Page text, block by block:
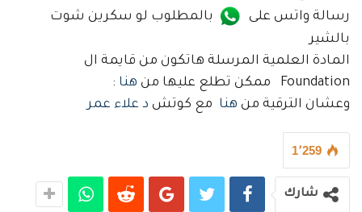
رسالة واتس على
بالمطلوب لو سكرين شوت
بالشير
المادة العلمية المرسلة هاتكون من قايمة ال
Foundation ممكن تطلع عليها من
هنا :
وعشان الترقية من هنا مع كوتش د علاء عمر
1٬259
شارك